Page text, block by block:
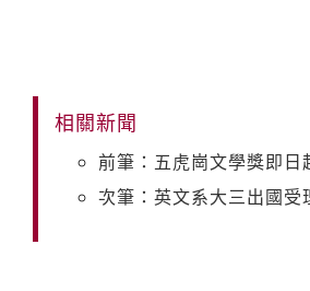
相關新聞
前筆：五虎崗文學獎即日
次筆：英文系大三出國受